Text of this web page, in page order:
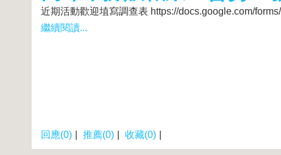
近期活動歡迎埴寫調查表 https://docs.google.com/
繼續閱讀...
回應(0) 推薦(0) 收藏(0)